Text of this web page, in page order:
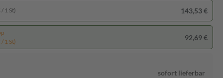
1 St) 143,53 €
1 St)
92,69 €
sofort lieferbar